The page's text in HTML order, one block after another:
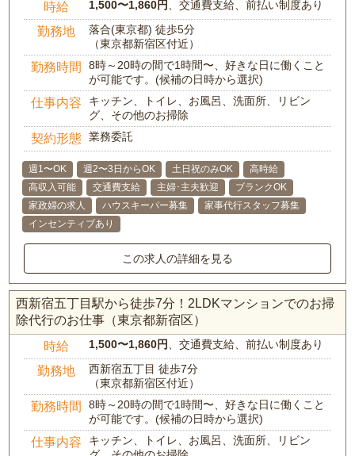
時給 1,500〜1,860円 、交通費支給、前払い制度あり
勤務地
落合(東京都) 徒歩5分
（東京都新宿区付近）
勤務時間
8時～20時の間で1時間〜、好きな日に働くこと
が可能です。(候補の日時から選択)
仕事内容
キッチン、トイレ、お風呂、洗面所、リビン
グ、その他のお掃除
契約形態 業務委託
週1〜OK 週2〜3日からOK 土日祝のみOK
高時給
高収入可能
交通費支給 主婦･主夫歓迎
ブランクOK
家政婦の求人
ハウスキーパー募集
家事代行スタッフ募集
インセンティブあり
この求人の詳細を見る
西新宿五丁目駅から徒歩7分！2LDKマンションでのお掃
除代行のお仕事（東京都新宿区）
時給 1,500〜1,860円 、交通費支給、前払い制度あり
勤務地
西新宿五丁目 徒歩7分
（東京都新宿区付近）
勤務時間
8時～20時の間で1時間〜、好きな日に働くこと
が可能です。(候補の日時から選択)
仕事内容
キッチン、トイレ、お風呂、洗面所、リビン